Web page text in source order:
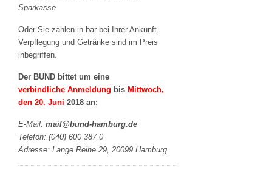
Sparkasse
Oder Sie zahlen in bar bei Ihrer Ankunft.
Verpflegung und Getränke sind im Preis
inbegriffen.
Der BUND bittet um eine
verbindliche Anmeldung bis Mittwoch,
den 20. Juni 2018 an:
E-Mail: mail@bund-hamburg.de
Telefon: (040) 600 387 0
Adresse: Lange Reihe 29, 20099 Hamburg